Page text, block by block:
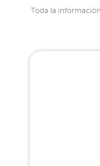
Toda la